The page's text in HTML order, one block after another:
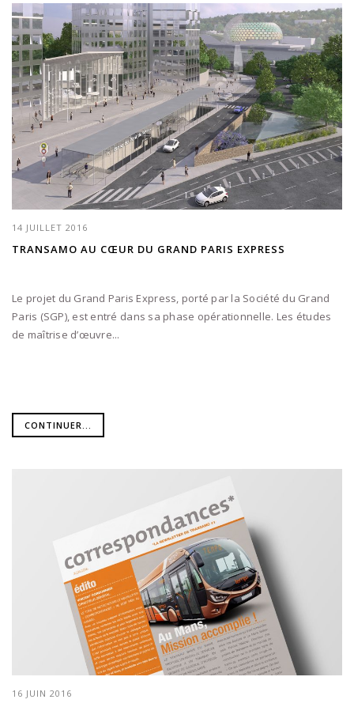
14 JUILLET 2016
TRANSAMO AU CŒUR DU GRAND PARIS EXPRESS
Le projet du Grand Paris Express, porté par la Société du Grand
Paris (SGP), est entré dans sa phase opérationnelle. Les études
de maîtrise d’œuvre...
CONTINUER...
16 JUIN 2016